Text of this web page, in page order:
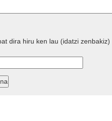
dira hiru ken lau (idatzi zenbakiz)